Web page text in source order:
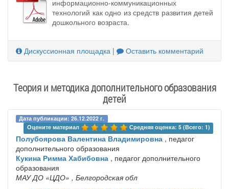
информационно-коммуникационных
технологий как одно из средств развития детей
дошкольного возраста.
Дискуссионная площадка | Оставить комментарий
Теория и методика дополнительного образования
детей
Дата публикации: 26.12.2022 г.
Оцените материал
Средняя оценка: 5 (Всего: 1)
Полубоярова Валентина Владимировна , педагог
дополнительного образования
Кукина Римма Хабибовна , педагог дополнительного
образования
МАУ ДО «ЦДО» , Белгородская обл